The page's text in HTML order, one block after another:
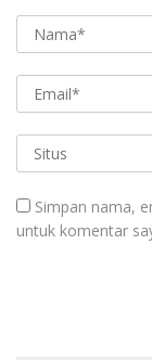
Simpan nama,
untuk komentar